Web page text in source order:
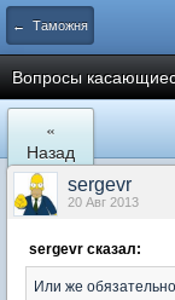
← Таможня
Вопросы
«
Назад
sergevr
20 Авг 2013
sergevr сказал:
Или же